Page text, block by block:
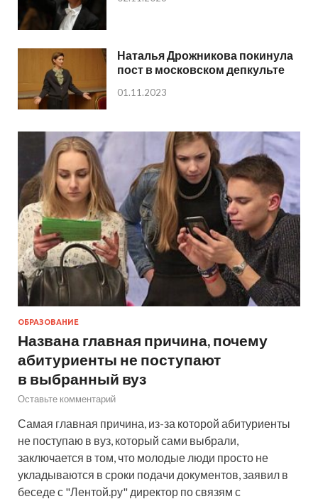
Наталья Дрожникова покинула
пост в московском депкульте
01.11.2023
ОБРАЗОВАНИЕ
Названа главная причина, почему
абитуриенты не поступают
в выбранный вуз
Оставьте комментарий
Самая главная причина, из-за которой абитуриенты
не поступаю в вуз, который сами выбрали,
заключается в том, что молодые люди просто не
укладываются в сроки подачи документов, заявил в
беседе с "Лентой.ру" директор по связям с